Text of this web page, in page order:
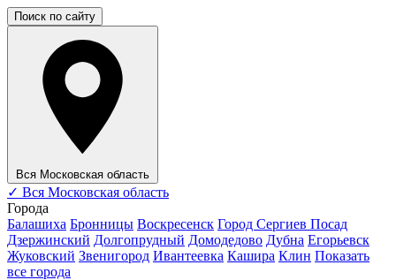
Поиск по сайту
Вся Московская область
✓ Вся Московская область
Города
Балашиха Бронницы Воскресенск Город Сергиев Посад
Дзержинский Долгопрудный Домодедово Дубна Егорьевск
Жуковский Звенигород Ивантеевка Кашира Клин Показать
все города